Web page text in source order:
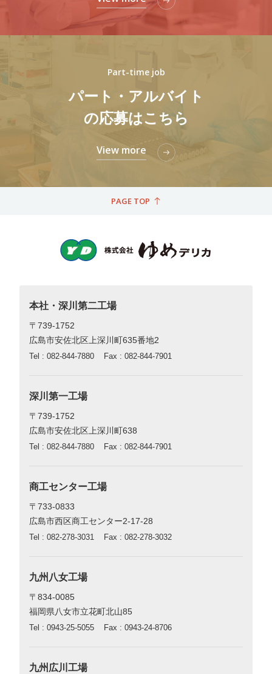
Part-time job
パート・アルバイト
の応募はこちら
View more
PAGE TOP
本社・深川第二工場
〒739-1752
広島市安佐北区上深川町635番地2
Tel : 082-844-7880 Fax : 082-844-7901
深川第一工場
〒739-1752
広島市安佐北区上深川町638
Tel : 082-844-7880 Fax : 082-844-7901
商工センター工場
〒733-0833
広島市西区商工センター2-17-28
Tel : 082-278-3031 Fax : 082-278-3032
九州八女工場
〒834-0085
福岡県八女市立花町北山85
Tel : 0943-25-5055 Fax : 0943-24-8706
九州広川工場